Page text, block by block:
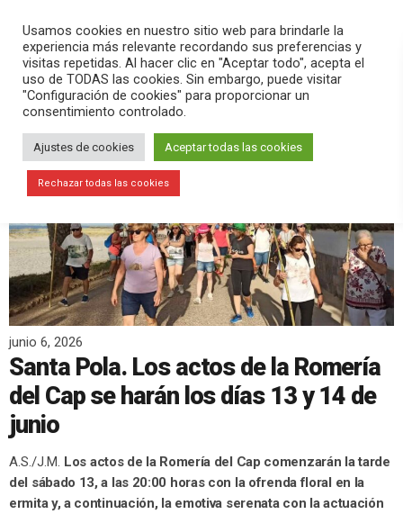
search menu pause PLAY
junio 6, 2026
Santa Pola. Los actos de la Romería
del Cap se harán los días 13 y 14 de
junio
A.S./J.M. Los actos de la Romería del Cap comenzarán la tarde
del sábado 13, a las 20:00 horas con la ofrenda floral en la
ermita y, a continuación, la emotiva serenata con la actuación
Usamos cookies en nuestro sitio web para brindarle la
experiencia más relevante recordando sus preferencias y
visitas repetidas. Al hacer clic en "Aceptar todo", acepta el
uso de TODAS las cookies. Sin embargo, puede visitar
"Configuración de cookies" para proporcionar un
consentimiento controlado.
Ajustes de cookies Aceptar todas las cookies
Rechazar todas las cookies